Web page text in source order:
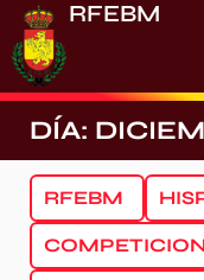
RFEBM
DÍA:
RFEBM